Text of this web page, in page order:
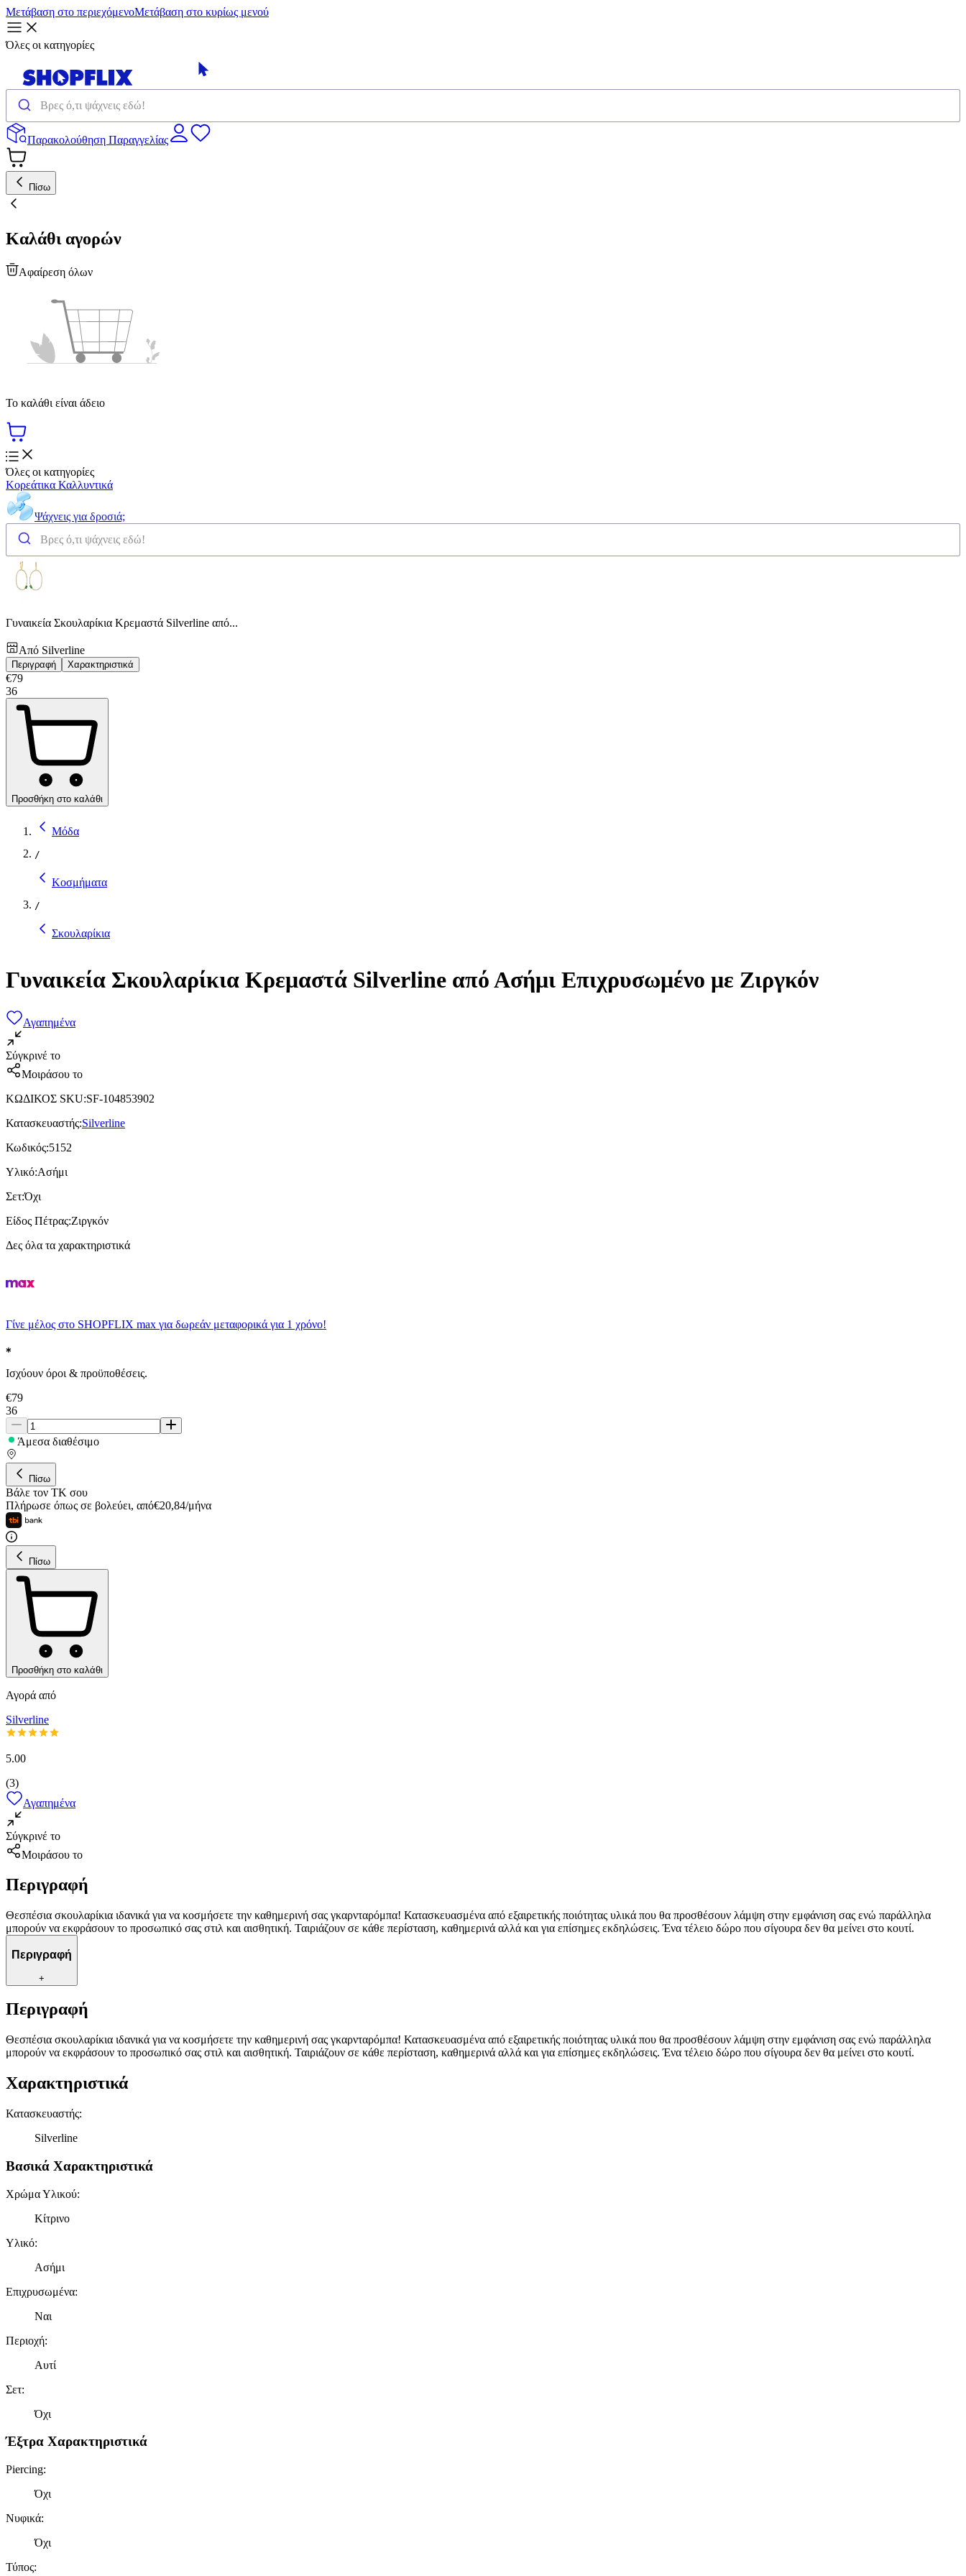
Μετάβαση στο περιεχόμενοΜετάβαση στο κυρίως μενού
Όλες οι κατηγορίες
Παρακολούθηση Παραγγελίας
Πίσω
Καλάθι αγορών
Αφαίρεση όλων
Το καλάθι είναι άδειο
Όλες οι κατηγορίες
Κορεάτικα Καλλυντικά
Ψάχνεις για δροσιά;
Γυναικεία Σκουλαρίκια Κρεμαστά Silverline από...
Από Silverline
Περιγραφή Χαρακτηριστικά
€79
36
Προσθήκη στο καλάθι
Μόδα
/
Κοσμήματα
/
Σκουλαρίκια
Γυναικεία Σκουλαρίκια Κρεμαστά Silverline από Ασήμι Επιχρυσωμένο με Ζιργκόν
Αγαπημένα
Σύγκρινέ το
Μοιράσου το
ΚΩΔΙΚΟΣ SKU:SF-104853902
Κατασκευαστής:Silverline
Κωδικός:5152
Υλικό:Ασήμι
Σετ:Όχι
Είδος Πέτρας:Ζιργκόν
Δες όλα τα χαρακτηριστικά
Γίνε μέλος στο SHOPFLIX max για δωρεάν μεταφορικά για 1 χρόνο!
Ισχύουν όροι & προϋποθέσεις.
€79
36
Άμεσα διαθέσιμο
Πίσω
Βάλε τον ΤΚ σου
Πλήρωσε όπως σε βολεύει, από€20,84/μήνα
Πίσω
Προσθήκη στο καλάθι
Αγορά από
Silverline
5.00
(3)
Αγαπημένα
Σύγκρινέ το
Μοιράσου το
Περιγραφή
Θεσπέσια σκουλαρίκια ιδανικά για να κοσμήσετε την καθημερινή σας γκαρνταρόμπα! Κατασκευασμένα από εξαιρετικής ποιότητας υλικά που θα προσθέσουν λάμψη στην εμφάνιση σας ενώ παράλληλα
μπορούν να εκφράσουν το προσωπικό σας στιλ και αισθητική. Ταιριάζουν σε κάθε περίσταση, καθημερινά αλλά και για επίσημες εκδηλώσεις. Ένα τέλειο δώρο που σίγουρα δεν θα μείνει στο κουτί.
Περιγραφή
+
Περιγραφή
Θεσπέσια σκουλαρίκια ιδανικά για να κοσμήσετε την καθημερινή σας γκαρνταρόμπα! Κατασκευασμένα από εξαιρετικής ποιότητας υλικά που θα προσθέσουν λάμψη στην εμφάνιση σας ενώ παράλληλα
μπορούν να εκφράσουν το προσωπικό σας στιλ και αισθητική. Ταιριάζουν σε κάθε περίσταση, καθημερινά αλλά και για επίσημες εκδηλώσεις. Ένα τέλειο δώρο που σίγουρα δεν θα μείνει στο κουτί.
Χαρακτηριστικά
Κατασκευαστής:
Silverline
Βασικά Χαρακτηριστικά
Χρώμα Υλικού:
Κίτρινο
Υλικό:
Ασήμι
Επιχρυσωμένα:
Ναι
Περιοχή:
Αυτί
Σετ:
Όχι
Έξτρα Χαρακτηριστικά
Piercing:
Όχι
Νυφικά:
Όχι
Τύπος: